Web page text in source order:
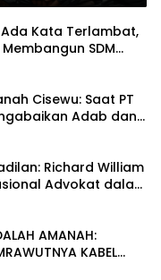
Ada Kata Terlambat,
SDM
Jauh
Cisewu: Saat PT
Adab dan
Richard William
Advokat dalam
AMANAH:
KABEL